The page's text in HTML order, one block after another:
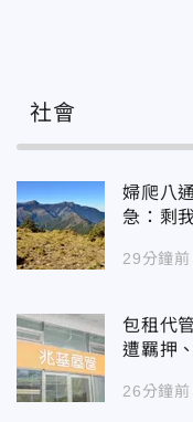
社會
婦爬八
急：剩
29分鐘前
包租代
遭羈押
26分鐘前